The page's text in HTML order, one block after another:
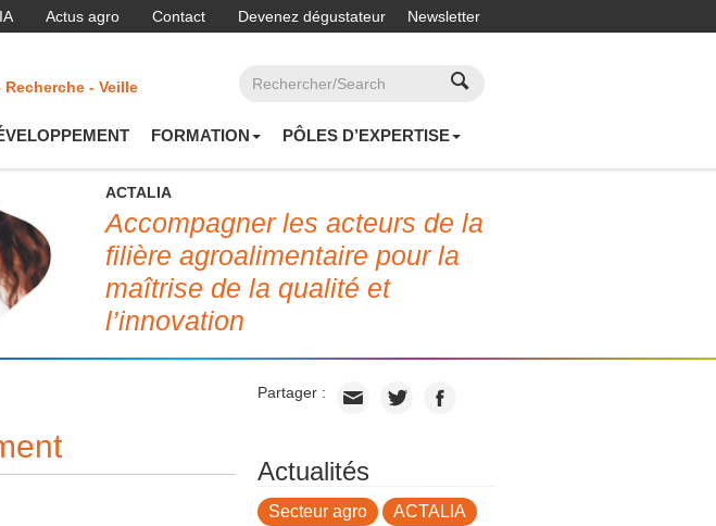
Newsletter
Actus agro Contact Devenez dégustateur
- Veille
FORMATION PÔLES D’EXPERTISE
ACTALIA
Accompagner les acteurs de la
filière agroalimentaire pour la
maîtrise de la qualité et
l’innovation
Partager :
Actualités
Secteur agro ACTALIA